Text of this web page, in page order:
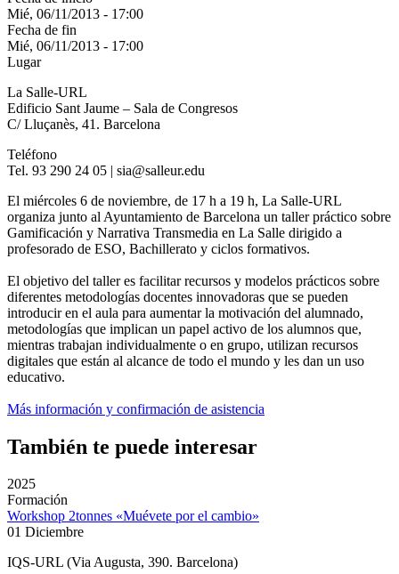
Mié, 06/11/2013 - 17:00
Fecha de fin
Mié, 06/11/2013 - 17:00
Lugar
La Salle-URL
Edificio Sant Jaume – Sala de Congresos
C/ Lluçanès, 41. Barcelona
Teléfono
Tel. 93 290 24 05 | sia@salleur.edu
El miércoles 6 de noviembre, de 17 h a 19 h, La Salle-URL
organiza junto al Ayuntamiento de Barcelona un taller práctico sobre
Gamificación y Narrativa Transmedia en La Salle dirigido a
profesorado de ESO, Bachillerato y ciclos formativos.
El objetivo del taller es facilitar recursos y modelos prácticos sobre
diferentes metodologías docentes innovadoras que se pueden
introducir en el aula para aumentar la motivación del alumnado,
metodologías que implican un papel activo de los alumnos que,
mientras trabajan individualmente o en grupo, utilizan recursos
digitales que están al alcance de todo el mundo y les dan un uso
educativo.
Más información y confirmación de asistencia
También te puede interesar
2025
Formación
Workshop 2tonnes «Muévete por el cambio»
01 Diciembre
IQS-URL (Via Augusta, 390. Barcelona)